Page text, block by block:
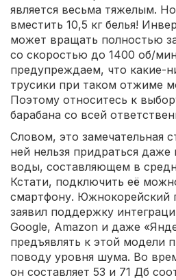
является весьма тяжелым.
вместить 10,5 кг белья!
может вращать полностью
со скоростью до 1400 об/
предупреждаем, что какие-
трусики при таком отжиме
Поэтому относитесь к
барабана со всей
Словом, это замечательная
ней нельзя придраться
воды, составляющем в
Кстати, подключить её
смартфону. Южнокорейский
заявил поддержку
Google, Amazon и даже
предъявлять к этой модели
поводу уровня шума. Во
он составляет 53 и 71 Дб